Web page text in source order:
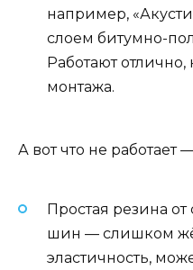
например,
слоем битумно-
Работают отлично,
монтажа.
А вот что не работает
Простая резина
шин — слишком
эластичность,